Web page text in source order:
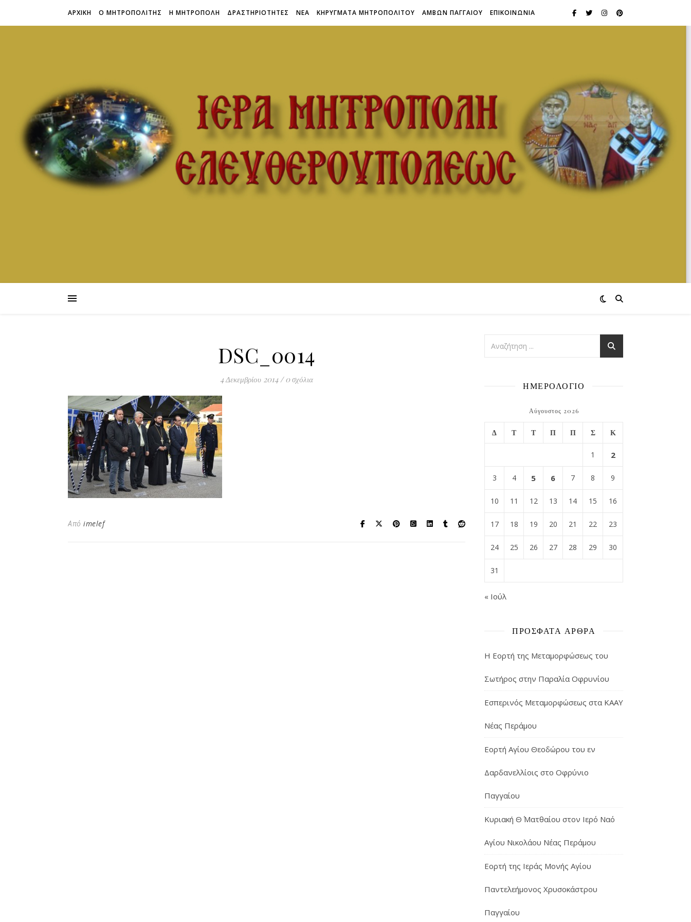
ΑΡΧΙΚΗ Ο ΜΗΤΡΟΠΟΛΙΤΗΣ Η ΜΗΤΡΟΠΟΛΗ ΔΡΑΣΤΗΡΙΟΤΗΤΕΣ ΝΕΑ ΚΗΡΥΓΜΑΤΑ ΜΗΤΡΟΠΟΛΙΤΟΥ ΑΜΒΩΝ ΠΑΓΓΑΙΟΥ ΕΠΙΚΟΙΝΩΝΙΑ
DSC_0014
4 Δεκεμβρίου 2014 / 0 σχόλια
Από imelef
ΗΜΕΡΟΛΟΓΙΟ
Αύγουστος 2026
Δ Τ Τ Π Π Σ Κ
1 2
3 4 5 6 7 8 9
10 11 12 13 14 15 16
17 18 19 20 21 22 23
24 25 26 27 28 29 30
31
« Ιούλ
ΠΡΌΣΦΑΤΑ ΆΡΘΡΑ
Η Εορτή της Μεταμορφώσεως του
Σωτήρος στην Παραλία Οφρυνίου
Εσπερινός Μεταμορφώσεως στα ΚΑΑΥ
Νέας Περάμου
Εορτή Αγίου Θεοδώρου του εν
Δαρδανελλίοις στο Οφρύνιο
Παγγαίου
Κυριακή Θ΄ Ματθαίου στον Ιερό Ναό
Αγίου Νικολάου Νέας Περάμου
Εορτή της Ιεράς Μονής Αγίου
Παντελεήμονος Χρυσοκάστρου
Παγγαίου